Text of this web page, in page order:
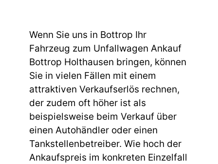
Wenn Sie uns in Bottrop Ihr
Fahrzeug zum Unfallwagen Ankauf
Bottrop Holthausen bringen, können
Sie in vielen Fällen mit einem
attraktiven Verkaufserlös rechnen,
der zudem oft höher ist als
beispielsweise beim Verkauf über
einen Autohändler oder einen
Tankstellenbetreiber. Wie hoch der
Ankaufspreis im konkreten Einzelfall